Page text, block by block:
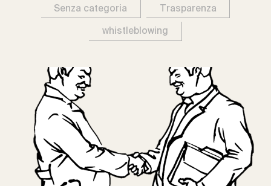
Senza categoria Trasparenza
whistleblowing